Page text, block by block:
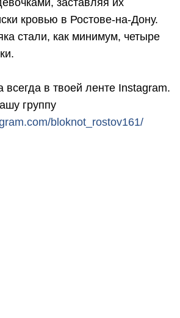
кровью в Ростове-на-Дону.
стали, как минимум, четыре
всегда в твоей ленте Instagram.
группу
bloknot_rostov161/